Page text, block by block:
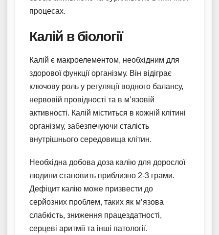
процесах.
Калій в біології
Калій є макроелементом, необхідним для
здорової функції організму. Він відіграє
ключову роль у регуляції водного балансу,
нервовій провідності та в м’язовій
активності. Калій міститься в кожній клітині
організму, забезпечуючи сталість
внутрішнього середовища клітин.
Необхідна добова доза калію для дорослої
людини становить приблизно 2-3 грами.
Дефіцит калію може призвести до
серйозних проблем, таких як м’язова
слабкість, зниження працездатності,
серцеві аритмії та інші патології.